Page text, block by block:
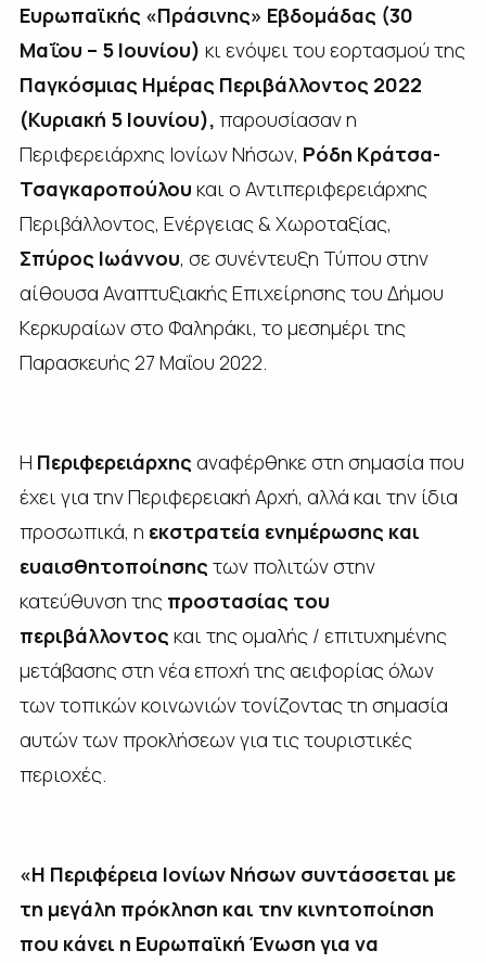
Ευρωπαϊκής «Πράσινης» Εβδομάδας (30
Μαΐου – 5 Ιουνίου) κι ενόψει του εορτασμού της
Παγκόσμιας Ημέρας Περιβάλλοντος 2022
(Κυριακή 5 Ιουνίου), παρουσίασαν η
Περιφερειάρχης Ιονίων Νήσων, Ρόδη Κράτσα-
Τσαγκαροπούλου και ο Αντιπεριφερειάρχης
Περιβάλλοντος, Ενέργειας & Χωροταξίας,
Σπύρος Ιωάννου, σε συνέντευξη Τύπου στην
αίθουσα Αναπτυξιακής Επιχείρησης του Δήμου
Κερκυραίων στο Φαληράκι, το μεσημέρι της
Παρασκευής 27 Μαΐου 2022.
Η Περιφερειάρχης αναφέρθηκε στη σημασία που
έχει για την Περιφερειακή Αρχή, αλλά και την ίδια
προσωπικά, η εκστρατεία ενημέρωσης και
ευαισθητοποίησης των πολιτών στην
κατεύθυνση της προστασίας του
περιβάλλοντος και της ομαλής / επιτυχημένης
μετάβασης στη νέα εποχή της αειφορίας όλων
των τοπικών κοινωνιών τονίζοντας τη σημασία
αυτών των προκλήσεων για τις τουριστικές
περιοχές.
«Η Περιφέρεια Ιονίων Νήσων συντάσσεται με
τη μεγάλη πρόκληση και την κινητοποίηση
που κάνει η Ευρωπαϊκή Ένωση για να